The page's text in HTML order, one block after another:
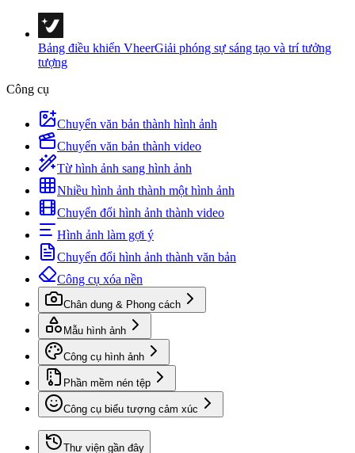
Bảng điều khiển VheerGiải phóng sự sáng tạo và trí tưởng
tượng
Công cụ
Chuyển văn bản thành hình ảnh
Chuyển văn bản thành video
Từ hình ảnh sang hình ảnh
Nhiều hình ảnh thành một hình ảnh
Chuyển đổi hình ảnh thành video
Hình ảnh làm gợi ý
Chuyển đổi hình ảnh thành văn bản
Công cụ xóa nền
Chân dung & Phong cách
Mẫu hình ảnh
Công cụ hình ảnh
Phần mềm nén tệp
Công cụ biểu tượng cảm xúc
Thư viện gần đây